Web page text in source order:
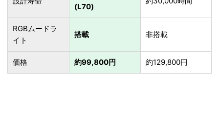
(L70)
RGBムードラ
イト
搭載 非搭載
価格 約99,800円 約129,800円